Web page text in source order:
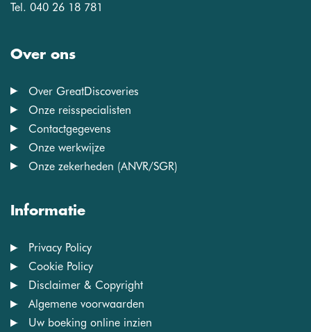
Tel. 040 26 18 781
Over ons
Over GreatDiscoveries
Onze reisspecialisten
Contactgegevens
Onze werkwijze
Onze zekerheden (ANVR/SGR)
Informatie
Privacy Policy
Cookie Policy
Disclaimer & Copyright
Algemene voorwaarden
Uw boeking online inzien